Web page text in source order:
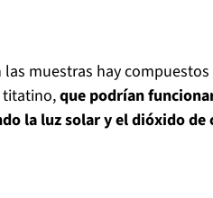
muestras hay
titatino,que podrían
la luz solar y el dióxido de